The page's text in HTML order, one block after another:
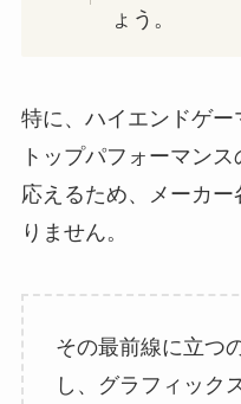
ょう。
特に、ハイエンドゲー
トップパフォーマン
応えるため、メーカ
りません。
その最前線に立つ
し、グラフィック